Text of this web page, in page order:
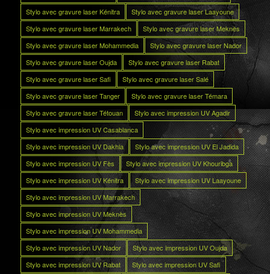
Stylo avec gravure laser Kénitra
Stylo avec gravure laser Laayoune
Stylo avec gravure laser Marrakech
Stylo avec gravure laser Meknès
Stylo avec gravure laser Mohammedia
Stylo avec gravure laser Nador
Stylo avec gravure laser Oujda
Stylo avec gravure laser Rabat
Stylo avec gravure laser Safi
Stylo avec gravure laser Salé
Stylo avec gravure laser Tanger
Stylo avec gravure laser Témara
Stylo avec gravure laser Tétouan
Stylo avec impression UV Agadir
Stylo avec impression UV Casablanca
Stylo avec impression UV Dakhla
Stylo avec impression UV El Jadida
Stylo avec impression UV Fès
Stylo avec impression UV Khouribga
Stylo avec impression UV Kénitra
Stylo avec impression UV Laayoune
Stylo avec impression UV Marrakech
Stylo avec impression UV Meknès
Stylo avec impression UV Mohammedia
Stylo avec impression UV Nador
Stylo avec impression UV Oujda
Stylo avec impression UV Rabat
Stylo avec impression UV Safi